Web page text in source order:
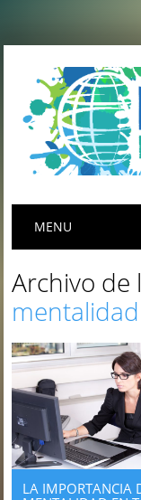
Menú
MENU
Archivo de
mentalidad
LA IMPORTANCIA